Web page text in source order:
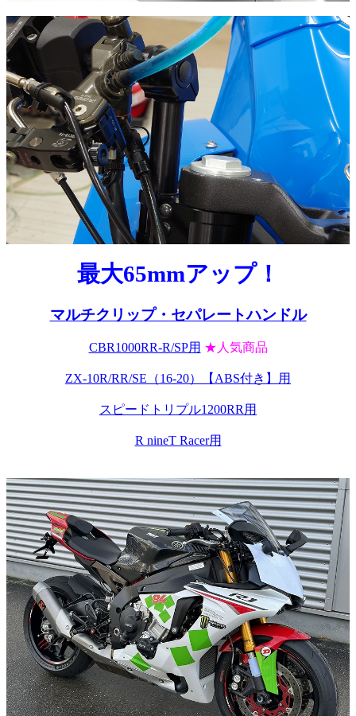
最大65mmアップ！
マルチクリップ・セパレートハンドル
CBR1000RR-R/SP用 ★人気商品
ZX-10R/RR/SE（16-20）【ABS付き】用
スピードトリプル1200RR用
R nineT Racer用